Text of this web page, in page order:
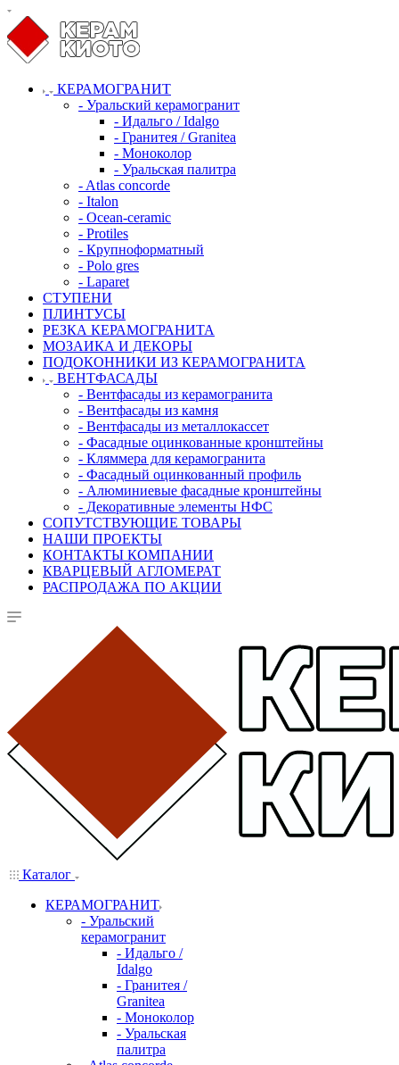
КЕРАМОГРАНИТ
- Уральский керамогранит
- Идальго / Idalgo
- Гранитея / Granitea
- Моноколор
- Уральская палитра
- Atlas concorde
- Italon
- Ocean-ceramic
- Protiles
- Крупноформатный
- Polo gres
- Laparet
СТУПЕНИ
ПЛИНТУСЫ
РЕЗКА КЕРАМОГРАНИТА
МОЗАИКА И ДЕКОРЫ
ПОДОКОННИКИ ИЗ КЕРАМОГРАНИТА
ВЕНТФАСАДЫ
- Вентфасады из керамогранита
- Вентфасады из камня
- Вентфасады из металлокассет
- Фасадные оцинкованные кронштейны
- Кляммера для керамогранита
- Фасадный оцинкованный профиль
- Алюминиевые фасадные кронштейны
- Декоративные элементы НФС
СОПУТСТВУЮЩИЕ ТОВАРЫ
НАШИ ПРОЕКТЫ
КОНТАКТЫ КОМПАНИИ
КВАРЦЕВЫЙ АГЛОМЕРАТ
РАСПРОДАЖА ПО АКЦИИ
Каталог
КЕРАМОГРАНИТ
- Уральский
керамогранит
- Идальго /
Idalgo
- Гранитея /
Granitea
- Моноколор
- Уральская
палитра